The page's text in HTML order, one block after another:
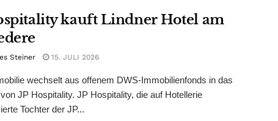
kauft Lindner Hotel am
Steiner 15. JULI 2026
wechselt aus offenem DWS-Immobilienfonds in das
JP Hospitality. JP Hospitality, die auf Hotellerie
Tochter der JP...